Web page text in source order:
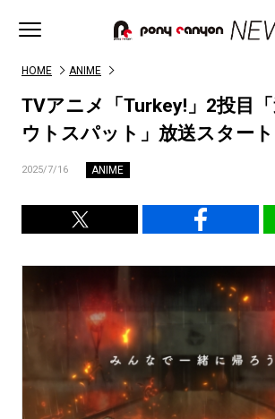
HOME ANIME
TVアニメ「Turkey!」2投目
ウトスパット」放送スタート
2025/7/16 ANIME